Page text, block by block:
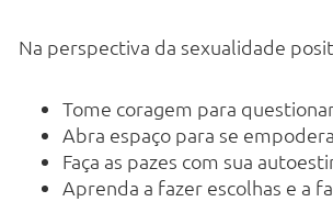
Na perspectiva da sexualidade
Tome coragem para
Abra espaço para se
Faça as pazes com sua
Aprenda a fazer escolhas e a